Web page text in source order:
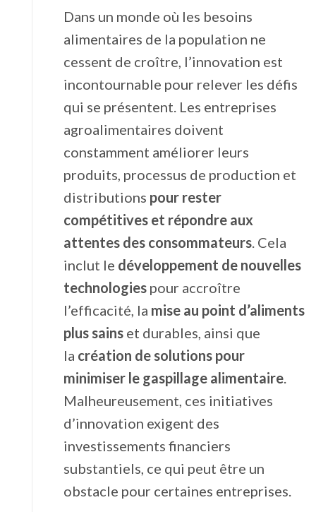
Dans un monde où les besoins
alimentaires de la population ne
cessent de croître, l’innovation est
incontournable pour relever les défis
qui se présentent. Les entreprises
agroalimentaires doivent
constamment améliorer leurs
produits, processus de production et
distributions pour rester
compétitives et répondre aux
attentes des consommateurs. Cela
inclut le développement de nouvelles
technologies pour accroître
l’efficacité, la mise au point d’aliments
plus sains et durables, ainsi que
la création de solutions pour
minimiser le gaspillage alimentaire.
Malheureusement, ces initiatives
d’innovation exigent des
investissements financiers
substantiels, ce qui peut être un
obstacle pour certaines entreprises.